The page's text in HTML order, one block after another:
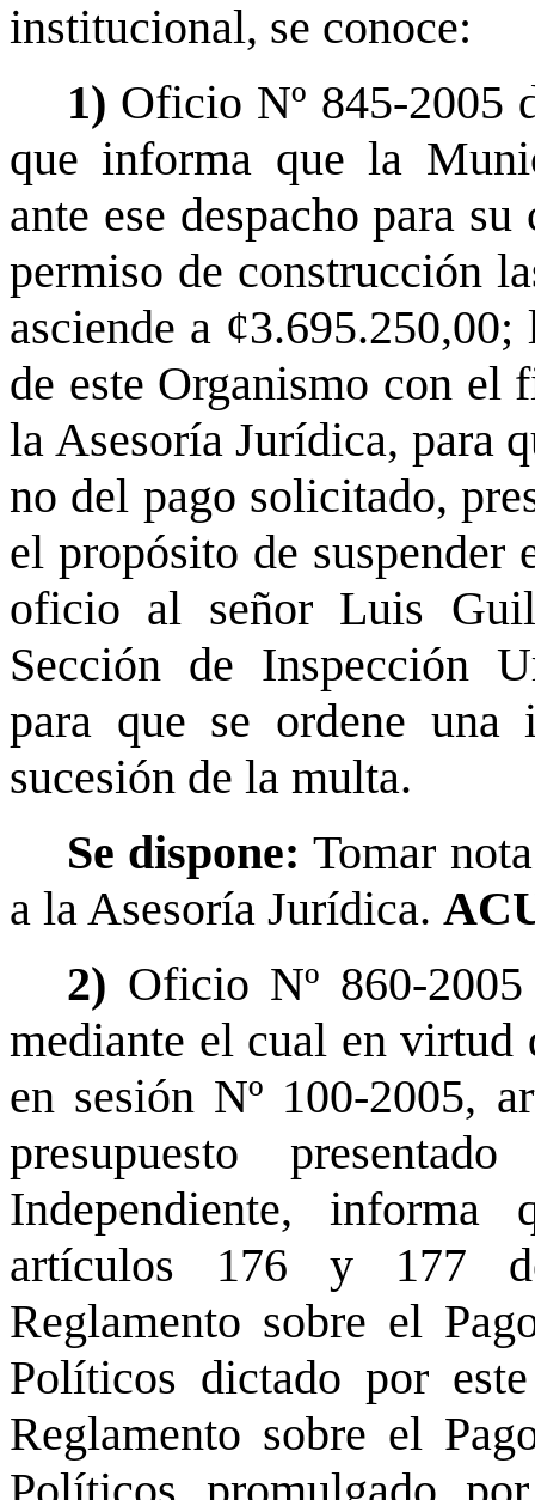
institucional, se conoce:
1) Oficio Nº 845-2005
que informa que la
ante ese despacho para
permiso de construcción
asciende a
de este Organismo con el
la Asesoría Jurídica, para
no del pago solicitado,
el propósito de suspender
oficio al señor Luis
Sección de Inspección
para que se ordene
sucesión de la multa.
Se dispone:Tomar
a la Asesoría Jurídica.
2) Oficio Nº 860-
mediante el cual en virtud
en sesión Nº 100-2005,
presupuesto
Independiente,
artículos 176 y 177
Reglamento sobre el
Políticos dictado por
Reglamento sobre el